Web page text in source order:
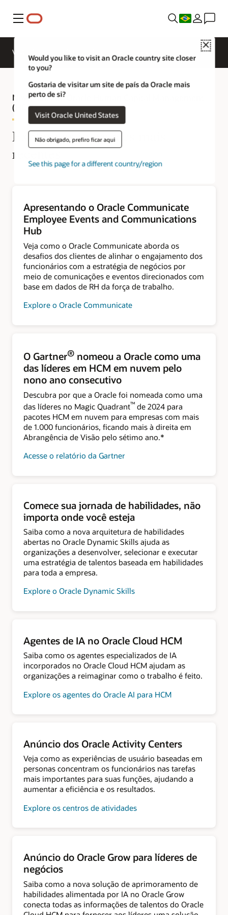
Menu
Close
Would you like to visit an Oracle country site closer
to you?
Gostaria de visitar um site de país da Oracle mais
perto de si?
Visit Oracle United States
Não obrigado, prefiro ficar aqui
See this page for a different country/region
Visão Geral
Novidades do Oracle Human Capital Management
(HCM)
Explore as inovações mais
recentes
Apresentando o Oracle Communicate
Employee Events and Communications
Hub
Veja como o Oracle Communicate aborda os
desafios dos clientes de alinhar o engajamento dos
funcionários com a estratégia de negócios por
meio de comunicações e eventos direcionados com
base em dados de RH da força de trabalho.
Explore o Oracle Communicate
O Gartner® nomeou a Oracle como uma
das líderes em HCM em nuvem pelo
nono ano consecutivo
Descubra por que a Oracle foi nomeada como uma
das líderes no Magic Quadrant™ de 2024 para
pacotes HCM em nuvem para empresas com mais
de 1.000 funcionários, ficando mais à direita em
Abrangência de Visão pelo sétimo ano.*
Acesse o relatório da Gartner
Comece sua jornada de habilidades, não
importa onde você esteja
Saiba como a nova arquitetura de habilidades
abertas no Oracle Dynamic Skills ajuda as
organizações a desenvolver, selecionar e executar
uma estratégia de talentos baseada em habilidades
para toda a empresa.
Explore o Oracle Dynamic Skills
Agentes de IA no Oracle Cloud HCM
Saiba como os agentes especializados de IA
incorporados no Oracle Cloud HCM ajudam as
organizações a reimaginar como o trabalho é feito.
Explore os agentes do Oracle AI para HCM
Anúncio dos Oracle Activity Centers
Veja como as experiências de usuário baseadas em
personas concentram os funcionários nas tarefas
mais importantes para suas funções, ajudando a
aumentar a eficiência e os resultados.
Explore os centros de atividades
Anúncio do Oracle Grow para líderes de
negócios
Saiba como a nova solução de aprimoramento de
habilidades alimentada por IA no Oracle Grow
conecta todas as informações de talentos do Oracle